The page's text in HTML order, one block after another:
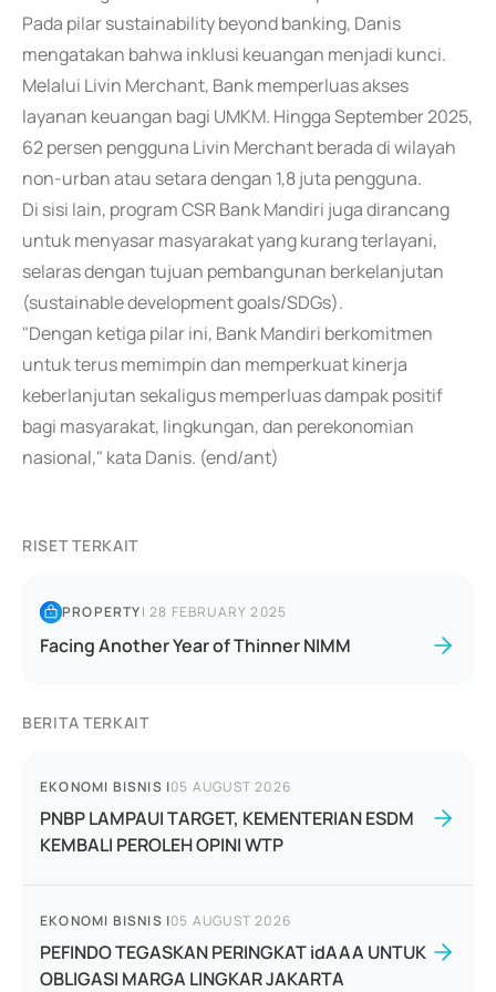
Pada pilar sustainability beyond banking, Danis
mengatakan bahwa inklusi keuangan menjadi kunci.
Melalui Livin Merchant, Bank memperluas akses
layanan keuangan bagi UMKM. Hingga September 2025,
62 persen pengguna Livin Merchant berada di wilayah
non-urban atau setara dengan 1,8 juta pengguna.
Di sisi lain, program CSR Bank Mandiri juga dirancang
untuk menyasar masyarakat yang kurang terlayani,
selaras dengan tujuan pembangunan berkelanjutan
(sustainable development goals/SDGs).
"Dengan ketiga pilar ini, Bank Mandiri berkomitmen
untuk terus memimpin dan memperkuat kinerja
keberlanjutan sekaligus memperluas dampak positif
bagi masyarakat, lingkungan, dan perekonomian
nasional," kata Danis. (end/ant)
RISET TERKAIT
PROPERTY|28 FEBRUARY 2025
Facing Another Year of Thinner NIMM
BERITA TERKAIT
EKONOMI BISNIS |05 AUGUST 2026
PNBP LAMPAUI TARGET, KEMENTERIAN ESDM
KEMBALI PEROLEH OPINI WTP
EKONOMI BISNIS |05 AUGUST 2026
PEFINDO TEGASKAN PERINGKAT idAAA UNTUK
OBLIGASI MARGA LINGKAR JAKARTA